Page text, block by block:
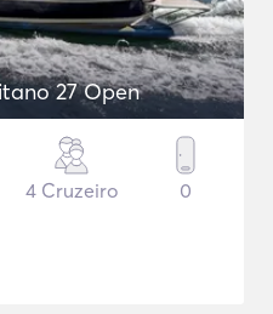
27 Open
4 Cruzeiro 0